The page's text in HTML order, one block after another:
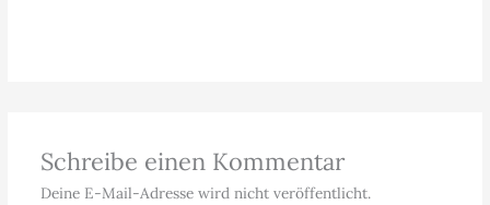
Schreibe einen Kommentar
Deine E-Mail-Adresse wird nicht veröffentlicht.